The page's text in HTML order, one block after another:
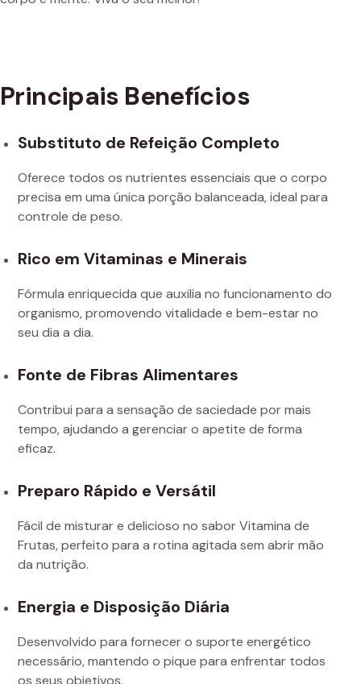
Principais Benefícios
Substituto de Refeição Completo
Oferece todos os nutrientes essenciais que o corpo
precisa em uma única porção balanceada, ideal para
controle de peso.
Rico em Vitaminas e Minerais
Fórmula enriquecida que auxilia no funcionamento do
organismo, promovendo vitalidade e bem-estar no
seu dia a dia.
Fonte de Fibras Alimentares
Contribui para a sensação de saciedade por mais
tempo, ajudando a gerenciar o apetite de forma
eficaz.
Preparo Rápido e Versátil
Fácil de misturar e delicioso no sabor Vitamina de
Frutas, perfeito para a rotina agitada sem abrir mão
da nutrição.
Energia e Disposição Diária
Desenvolvido para fornecer o suporte energético
necessário, mantendo o pique para enfrentar todos